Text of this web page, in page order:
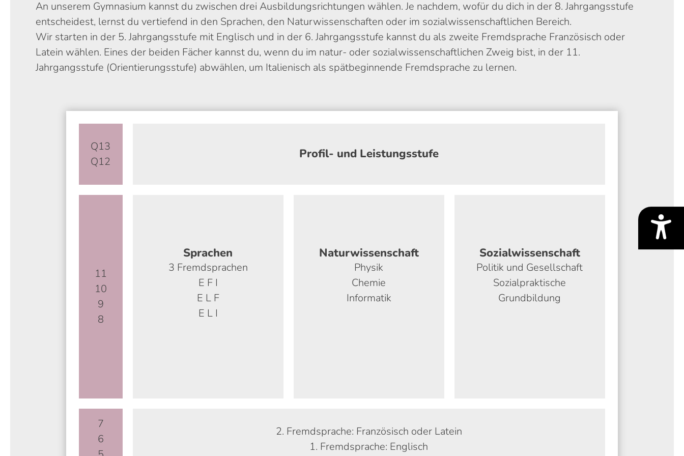
An unserem Gymnasium kannst du zwischen drei Ausbildungsrichtungen wählen. Je nachdem, wofür du dich in der 8. Jahrgangsstufe
entscheidest, lernst du vertiefend in den Sprachen, den Naturwissenschaften oder im sozialwissenschaftlichen Bereich.
Wir starten in der 5. Jahrgangsstufe mit Englisch und in der 6. Jahrgangsstufe kannst du als zweite Fremdsprache Französisch oder
Latein wählen. Eines der beiden Fächer kannst du, wenn du im natur- oder sozialwissenschaftlichen Zweig bist, in der 11.
Jahrgangsstufe (Orientierungsstufe) abwählen, um Italienisch als spätbeginnende Fremdsprache zu lernen.
Q13
Q12
Profil- und Leistungsstufe
11
10
9
8
Sprachen
3 Fremdsprachen
E F I
E L F
E L I
Naturwissenschaft
Physik
Chemie
Informatik
Sozialwissenschaft
Politik und Gesellschaft
Sozialpraktische
Grundbildung
7
6
2. Fremdsprache: Französisch oder Latein
1. Fremdsprache: Englisch